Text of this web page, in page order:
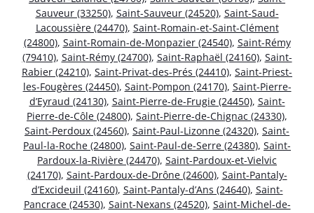
Sauveur (33250), Saint-Sauveur (24520), Saint-Saud-
Lacoussière (24470), Saint-Romain-et-Saint-Clément
(24800), Saint-Romain-de-Monpazier (24540), Saint-Rémy
(79410), Saint-Rémy (24700), Saint-Raphaël (24160), Saint-
Rabier (24210), Saint-Privat-des-Prés (24410), Saint-Priest-
les-Fougères (24450), Saint-Pompon (24170), Saint-Pierre-
d’Eyraud (24130), Saint-Pierre-de-Frugie (24450), Saint-
Pierre-de-Côle (24800), Saint-Pierre-de-Chignac (24330),
Saint-Perdoux (24560), Saint-Paul-Lizonne (24320), Saint-
Paul-la-Roche (24800), Saint-Paul-de-Serre (24380), Saint-
Pardoux-la-Rivière (24470), Saint-Pardoux-et-Vielvic
(24170), Saint-Pardoux-de-Drône (24600), Saint-Pantaly-
d’Excideuil (24160), Saint-Pantaly-d’Ans (24640), Saint-
Pancrace (24530), Saint-Nexans (24520), Saint-Michel-de-